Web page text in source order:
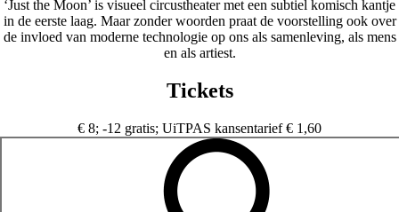
‘Just the Moon’ is visueel circustheater met een subtiel komisch kantje
in de eerste laag. Maar zonder woorden praat de voorstelling ook over
de invloed van moderne technologie op ons als samenleving, als mens
en als artiest.
Tickets
€ 8; -12 gratis; UiTPAS kansentarief € 1,60